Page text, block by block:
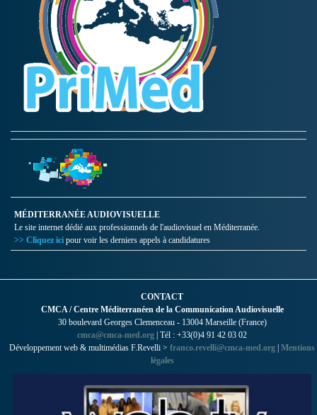
MÉDITERRANÉE AUDIOVISUELLE
Le site internet dédié aux professionnels de l'audiovisuel en Méditerranée.
>> Cliquez ici pour voir les derniers appels à candidatures
CONTACT
CMCA / Centre Méditerranéen de la Communication Audiovisuelle
30 boulevard Georges Clemenceau - 13004 Marseille (France)
cmca@cmca-med.org | Tél : +33(0)4 91 42 03 02
Développement web & multimédias F.Revelli > franco.revelli@cmca-med.org Mentions
légales